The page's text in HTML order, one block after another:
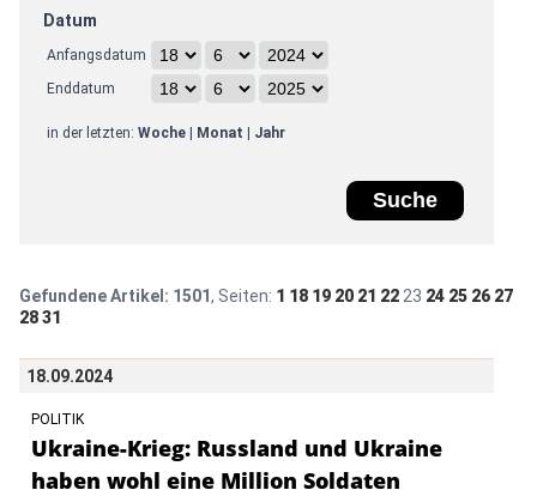
Datum
Anfangsdatum
Enddatum
in der letzten: Woche| Monat Jahr
Gefundene Artikel: 1501, Seiten: 1 18 19 20 21 22 23 24 25 26 27
28 31
18.09.2024
POLITIK
Ukraine-Krieg: Russland und Ukraine
haben wohl eine Million Soldaten